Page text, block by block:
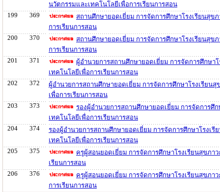
นวัตกรรมและเทคโนโลยีเพื่อการเรียนการสอน
199
369
สถานศึกษายอดเยี่ยม การจัดการศึกษาโรงเรียนสุข
การเรียนการสอน
200
370
สถานศึกษายอดเยี่ยม การจัดการศึกษาโรงเรียนสุข
การเรียนการสอน
201
371
ผู้อำนวยการสถานศึกษายอดเยี่ยม การจัดการศึกษา
เทคโนโลยีเพื่อการเรียนการสอน
202
372
ผู้อำนวยการสถานศึกษายอดเยี่ยม การจัดการศึกษาโรงเรียน
เพื่อการเรียนการสอน
203
373
รองผู้อำนวยการสถานศึกษายอดเยี่ยม การจัดการศึ
เทคโนโลยีเพื่อการเรียนการสอน
204
374
รองผู้อำนวยการสถานศึกษายอดเยี่ยม การจัดการศึกษาโรงเ
เทคโนโลยีเพื่อการเรียนการสอน
205
375
ครูผู้สอนยอดเยี่ยม การจัดการศึกษาโรงเรียนสุขภา
เรียนการสอน
206
376
ครูผู้สอนยอดเยี่ยม การจัดการศึกษาโรงเรียนสุขภา
การเรียนการสอน